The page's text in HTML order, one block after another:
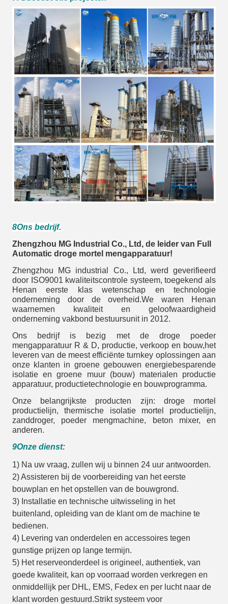
8Ons bedrijf.
Zhengzhou MG Industrial Co., Ltd, de leider van Full
Automatic droge mortel mengapparatuur!
Zhengzhou MG industrial Co., Ltd, werd geverifieerd
door ISO9001 kwaliteitscontrole systeem, toegekend als
Henan eerste klas wetenschap en technologie
onderneming door de overheid.We waren Henan
waarnemen kwaliteit en geloofwaardigheid
onderneming vakbond bestuursunit in 2012.
Ons bedrijf is bezig met de droge poeder
mengapparatuur R & D, productie, verkoop en bouw,het
leveren van de meest efficiënte turnkey oplossingen aan
onze klanten in groene gebouwen energiebesparende
isolatie en groene muur (bouw) materialen productie
apparatuur, productietechnologie en bouwprogramma.
Onze belangrijkste producten zijn: droge mortel
productielijn, thermische isolatie mortel productielijn,
zanddroger, poeder mengmachine, beton mixer, en
anderen.
9Onze dienst:
1) Na uw vraag, zullen wij u binnen 24 uur antwoorden.
2) Assisteren bij de voorbereiding van het eerste
bouwplan en het opstellen van de bouwgrond.
3) Installatie en technische uitwisseling in het
buitenland, opleiding van de klant om de machine te
bedienen.
4) Levering van onderdelen en accessoires tegen
gunstige prijzen op lange termijn.
5) Het reserveonderdeel is origineel, authentiek, van
goede kwaliteit, kan op voorraad worden verkregen en
onmiddellijk per DHL, EMS, Fedex en per lucht naar de
klant worden gestuurd.Strikt systeem voor